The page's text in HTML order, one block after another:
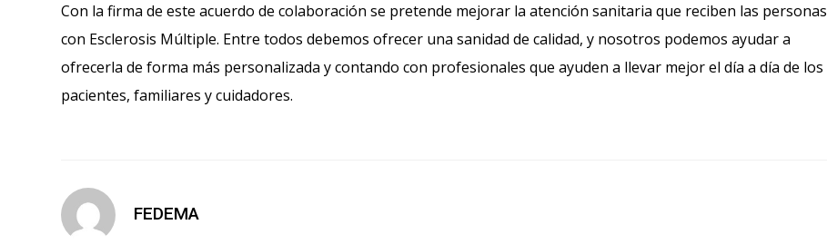
Con la firma de este acuerdo de colaboración se pretende mejorar la atención sanitaria que reciben las personas
con Esclerosis Múltiple. Entre todos debemos ofrecer una sanidad de calidad, y nosotros podemos ayudar a
ofrecerla de forma más personalizada y contando con profesionales que ayuden a llevar mejor el día a día de los
pacientes, familiares y cuidadores.
FEDEMA